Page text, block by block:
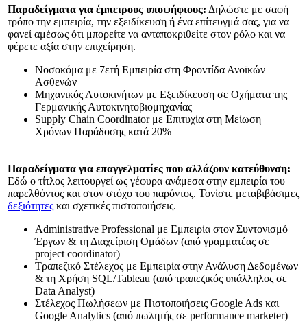
Παραδείγματα για έμπειρους υποψήφιους: Δηλώστε με σαφή
τρόπο την εμπειρία, την εξειδίκευση ή ένα επίτευγμά σας, για να
φανεί αμέσως ότι μπορείτε να ανταποκριθείτε στον ρόλο και να
φέρετε αξία στην επιχείρηση.
Νοσοκόμα με 7ετή Εμπειρία στη Φροντίδα Ανοϊκών
Ασθενών
Μηχανικός Αυτοκινήτων με Εξειδίκευση σε Οχήματα της
Γερμανικής Αυτοκινητοβιομηχανίας
Supply Chain Coordinator με Επιτυχία στη Μείωση
Χρόνων Παράδοσης κατά 20%
Παραδείγματα για επαγγελματίες που αλλάζουν κατεύθυνση:
Εδώ ο τίτλος λειτουργεί ως γέφυρα ανάμεσα στην εμπειρία του
παρελθόντος και στον στόχο του παρόντος. Τονίστε μεταβιβάσιμες
δεξιότητες και σχετικές πιστοποιήσεις.
Administrative Professional με Εμπειρία στον Συντονισμό
Έργων & τη Διαχείριση Ομάδων (από γραμματέας σε
project coordinator)
Τραπεζικό Στέλεχος με Εμπειρία στην Ανάλυση Δεδομένων
& τη Χρήση SQL/Tableau (από τραπεζικός υπάλληλος σε
Data Analyst)
Στέλεχος Πωλήσεων με Πιστοποιήσεις Google Ads και
Google Analytics (από πωλητής σε performance marketer)